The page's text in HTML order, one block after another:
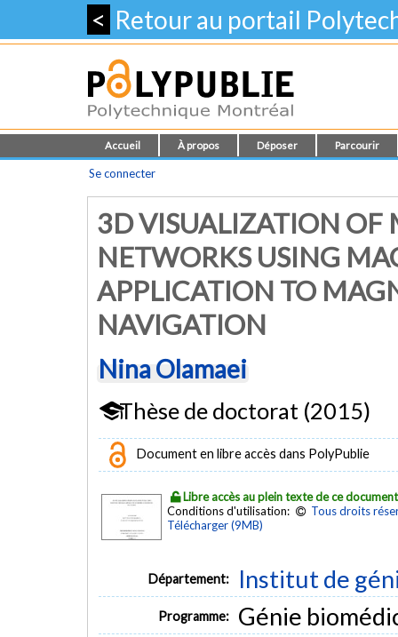
< Retour au portail
Accueil À propos Déposer Parcourir
Se connecter
3D VISUALIZATION OF
NETWORKS USING
APPLICATION TO
NAVIGATION
Nina Olamaei
Thèse de doctorat (2015)
Document en libre accès dans PolyPublie
Libre accès au plein texte de ce document
Conditions d'utilisation:
Tous droits
Télécharger (9MB)
Département: Institut de
Programme: Génie